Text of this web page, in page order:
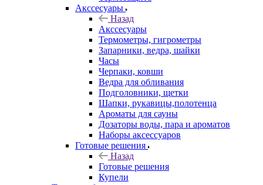
Аксcесуары
Назад
Аксcесуары
Термометры, гигрометры
Запарники, ведра, шайки
Часы
Черпаки, ковши
Ведра для обливания
Подголовники, щетки
Шапки, рукавицы,полотенца
Ароматы для сауны
Дозаторы воды, пара и ароматов
Наборы аксессуаров
Готовые решения
Назад
Готовые решения
Купели